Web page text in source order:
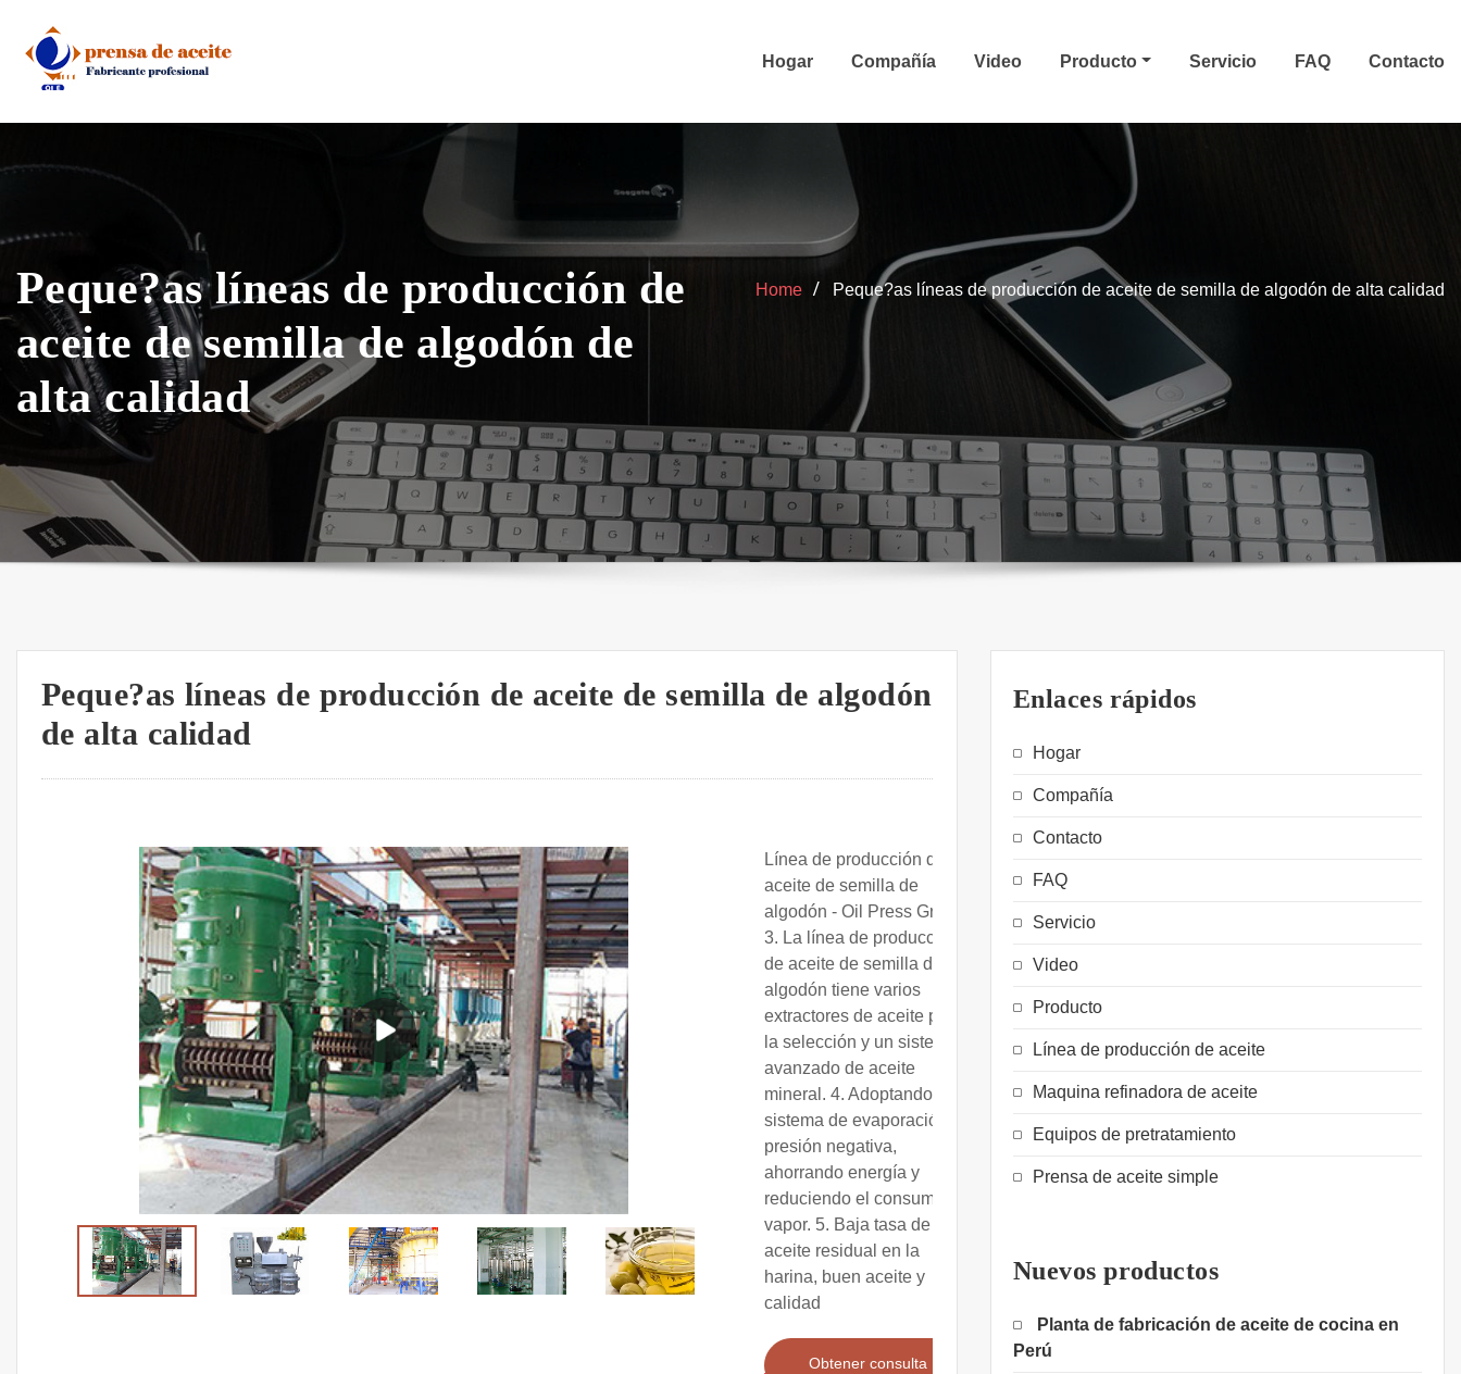
content
Hogar Compañía Video Producto Servicio FAQ Contacto
Peque?as líneas de producción de
aceite de semilla de algodón de
alta calidad
Home Peque?as líneas de producción de aceite de semilla de algodón de alta calidad
Peque?as líneas de producción de aceite de semilla de algodón
de alta calidad
Línea de producción de
aceite de semilla de
algodón - Oil Press Group.
3. La línea de producción
de aceite de semilla de
algodón tiene varios
extractores de aceite para
la selección y un sistema
avanzado de aceite
mineral. 4. Adoptando un
sistema de evaporación de
presión negativa,
ahorrando energía y
reduciendo el consumo de
vapor. 5. Baja tasa de
aceite residual en la
harina, buen aceite y
calidad
Obtener consulta
Enlaces rápidos
Hogar
Compañía
Contacto
FAQ
Servicio
Video
Producto
Línea de producción de aceite
Maquina refinadora de aceite
Equipos de pretratamiento
Prensa de aceite simple
Nuevos productos
Planta de fabricación de aceite de cocina en
Perú